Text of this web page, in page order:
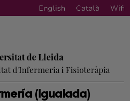
English Català Wifi
(Igualada)
de Lleida
d'Infermeria i Fisioteràpia